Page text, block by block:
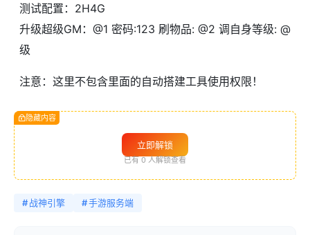
测试配置：2H4G
升级超级GM：@1 密码:123 刷物品: @2 调自身等级: @
级
注意：这里不包含里面的自动搭建工具使用权限！
隐藏内容
立即解锁
已有 0 人解锁查看
#战神引擎 #手游服务端